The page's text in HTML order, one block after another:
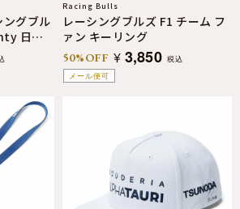
グブル
日本
ィショ
メール便可
Racing Bulls
レーシングブルズ F1 チーム フ
ァン キーリング
50%OFF ¥ 3,850 税込